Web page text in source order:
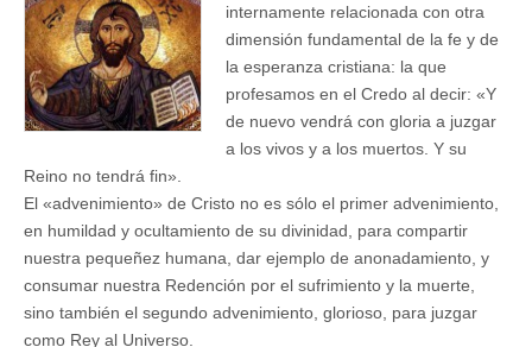
internamente relacionada con otra
dimensión fundamental de la fe y de
la esperanza cristiana: la que
profesamos en el Credo al decir: «Y
de nuevo vendrá con gloria a juzgar
a los vivos y a los muertos. Y su
Reino no tendrá fin».
El «advenimiento» de Cristo no es sólo el primer advenimiento,
en humildad y ocultamiento de su divinidad, para compartir
nuestra pequeñez humana, dar ejemplo de anonadamiento, y
consumar nuestra Redención por el sufrimiento y la muerte,
sino también el segundo advenimiento, glorioso, para juzgar
como Rey al Universo.